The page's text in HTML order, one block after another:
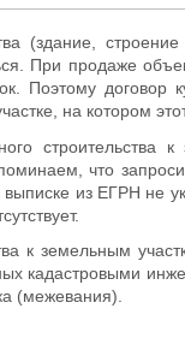
(здание,
При продаже
Поэтому договор
на котором
строительства
что
из ЕГРН не
к земельным
кадастровыми
(межевания).